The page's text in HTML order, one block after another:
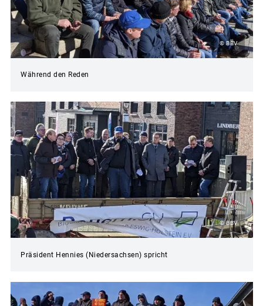
© BBV
Während den Reden
© BBV
Präsident Hennies (Niedersachsen) spricht